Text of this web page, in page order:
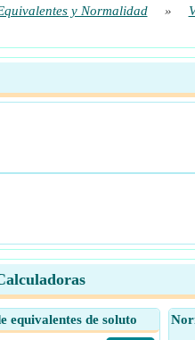
y Normalidad »
equivalentes de soluto